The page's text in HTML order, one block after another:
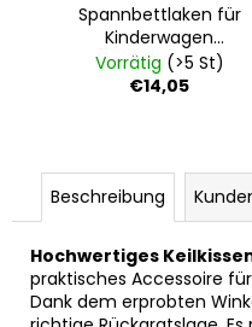
Spannbettlaken für
Kinderwagen
BAMBUS - weiss
Vorrätig (>5 St)
€14,05
Beschreibung
Hochwertiges
praktisches Accessoire
Dank dem erprobten